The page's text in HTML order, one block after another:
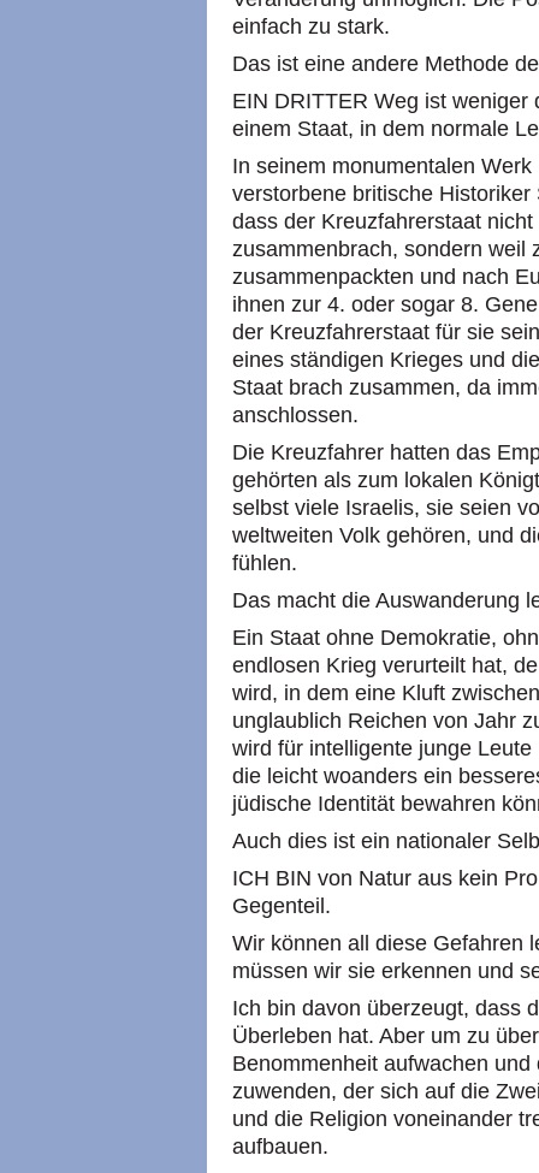
einfach zu stark.
Das ist eine andere Methode
EIN DRITTER Weg ist
einem Staat, in dem normale
In seinem monumentalen
verstorbene britische
dass der Kreuzfahrerstaat
zusammenbrach, sondern weil
zusammenpackten und nach
ihnen zur 4. oder sogar 8.
der Kreuzfahrerstaat für sie
eines ständigen Krieges und
Staat brach zusammen, da
anschlossen.
Die Kreuzfahrer hatten das
gehörten als zum lokalen
selbst viele Israelis, sie seien
weltweiten Volk gehören, und
fühlen.
Das macht die Auswanderung
Ein Staat ohne Demokratie,
endlosen Krieg verurteilt hat,
wird, in dem eine Kluft
unglaublich Reichen von Jahr
wird für intelligente junge
die leicht woanders ein
jüdische Identität bewahren
Auch dies ist ein nationaler
ICH BIN von Natur aus kein
Gegenteil.
Wir können all diese Gefahren
müssen wir sie erkennen und
Ich bin davon überzeugt, dass
Überleben hat. Aber um zu
Benommenheit aufwachen
zuwenden, der sich auf die
und die Religion voneinander
aufbauen.